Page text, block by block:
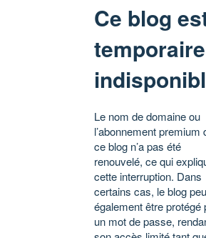
Ce blog
Le nom de domaine ou
l’abonnement premium
ce blog n’a pas été
renouvelé, ce qui
cette interruption. Dans
certains cas, le blog
également être protégé
un mot de passe,